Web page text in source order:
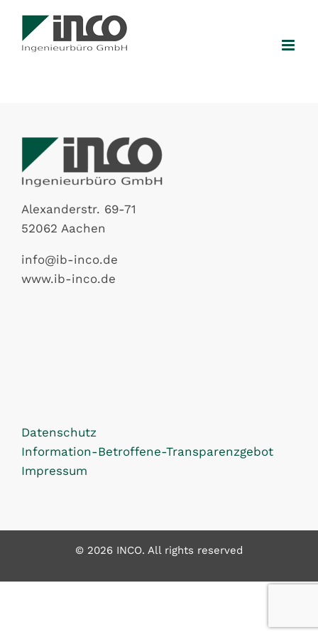
Inhalt
springen
Alexanderstr. 69-71
52062 Aachen
info@ib-inco.de
www.ib-inco.de
Datenschutz
Information-Betroffene-Transparenzgebot
Impressum
© 2026 INCO. All rights reserved